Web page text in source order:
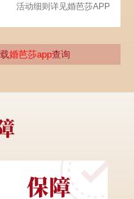
活动细则详见婚芭莎APP
婚芭莎app查询